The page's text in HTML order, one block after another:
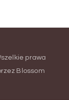
prawa
Blossom